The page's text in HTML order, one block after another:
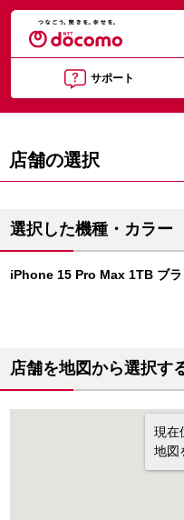
サポート
店舗の選択
選択した機種・カラー
iPhone 15 Pro Max 1TB ブラ
店舗を地図から選択す
現在
地図